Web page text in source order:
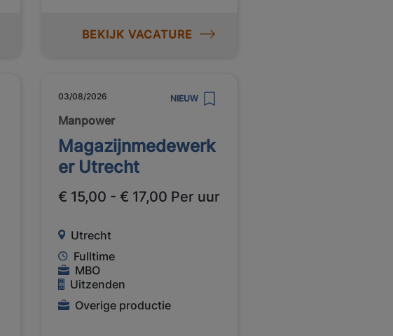
BEKIJK VACATURE
03/08/2026 NIEUW
Manpower
Magazijnmedewerk
er Utrecht
€ 15,00 - € 17,00 Per uur
Utrecht
Fulltime
MBO
Uitzenden
Overige productie